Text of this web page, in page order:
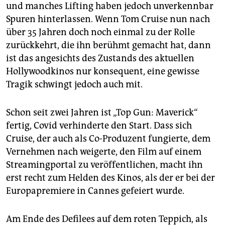
und manches Lifting haben jedoch unverkennbar
Spuren hinterlassen. Wenn Tom Cruise nun nach
über 35 Jahren doch noch einmal zu der Rolle
zurückkehrt, die ihn berühmt gemacht hat, dann
ist das angesichts des Zustands des aktuellen
Hollywoodkinos nur konsequent, eine gewisse
Tragik schwingt jedoch auch mit.
Schon seit zwei Jahren ist „Top Gun: Maverick“
fertig, ­Covid verhinderte den Start. Dass sich
Cruise, der auch als Co-Produzent fungierte, dem
Vernehmen nach weigerte, den Film auf einem
Streamingportal zu veröffentlichen, macht ihn
erst recht zum Helden des Kinos, als der er bei der
Europapre­miere in Cannes gefeiert wurde.
Am Ende des Defilees auf dem roten Teppich, als